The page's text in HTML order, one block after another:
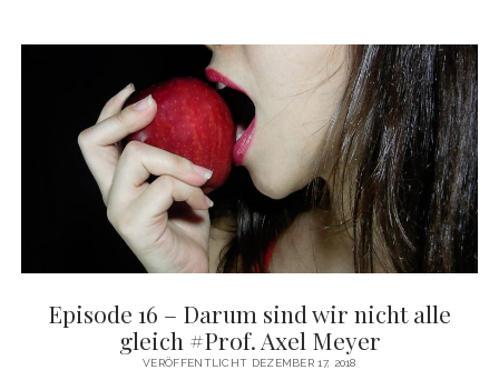
Episode 16 – Darum sind wir nicht alle
gleich #Prof. Axel Meyer
VERÖFFENTLICHT DEZEMBER 17, 2018